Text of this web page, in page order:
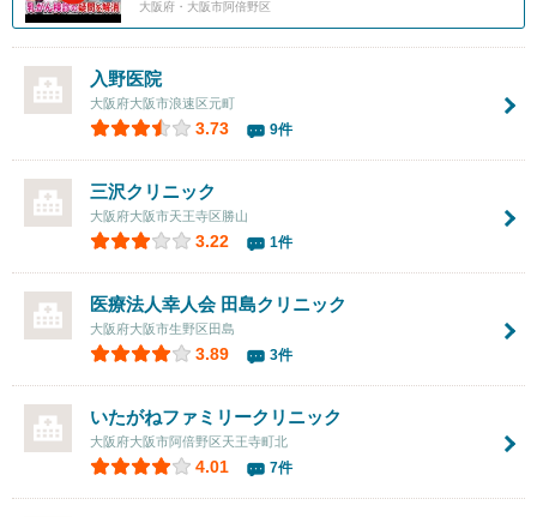
大阪府・大阪市阿倍野区
入野医院
大阪府大阪市浪速区元町
3.73 9件
三沢クリニック
大阪府大阪市天王寺区勝山
3.22 1件
医療法人幸人会 田島クリニック
大阪府大阪市生野区田島
3.89 3件
いたがねファミリークリニック
大阪府大阪市阿倍野区天王寺町北
4.01 7件